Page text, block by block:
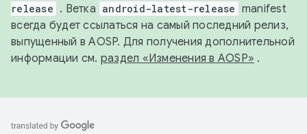
release . Ветка android-latest-release manifest
всегда будет ссылаться на самый последний релиз,
выпущенный в AOSP. Для получения дополнительной
информации см. раздел «Изменения в AOSP» .